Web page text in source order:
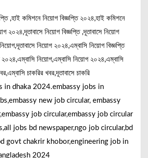
,হাই কমিশনে নিয়োগ বিজ্ঞপ্তি ২০২৪,হাই কমিশনে
২০২৪,দূতাবাসে নিয়োগ বিজ্ঞপ্তি ,দূতাবাসে নিয়োগ
নিয়োগ ২০২৪,এম্বাসি নিয়োগ বিজ্ঞপ্তি
২০২৪,এম্বাসি নিয়োগ,এম্বাসি নিয়োগ ২০২৪,এম্বাসি
চাকরির খবর,দূতাবাসে চাকরি
in dhaka 2024.embassy jobs in
new job circular, embassy
job circular,embassy job circular
jobs bd newspaper,ngo job circular,bd
govt chakrir khobor,engineering job in
2024